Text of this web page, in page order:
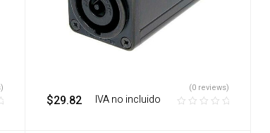
$29.82 ‎ ‎ ‎ IVA no incluido
(0 reviews)